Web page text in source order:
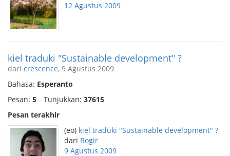
12 Agustus 2009
kiel traduki "Sustainable development" ?
dari crescence, 9 Agustus 2009
Bahasa: Esperanto
Pesan: 5 Tunjukkan: 37615
Pesan terakhir
(eo) kiel traduki "Sustainable development" ?
dari Rogir
9 Agustus 2009